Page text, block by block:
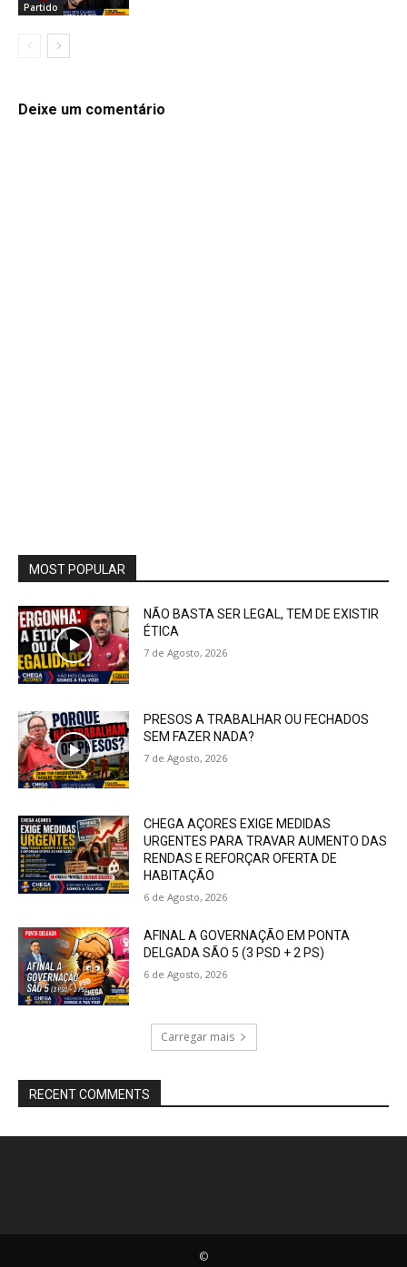
Partido
Deixe um comentário
MOST POPULAR
NÃO BASTA SER LEGAL, TEM DE EXISTIR
ÉTICA
7 de Agosto, 2026
PRESOS A TRABALHAR OU FECHADOS
SEM FAZER NADA?
7 de Agosto, 2026
CHEGA AÇORES EXIGE MEDIDAS
URGENTES PARA TRAVAR AUMENTO DAS
RENDAS E REFORÇAR OFERTA DE
HABITAÇÃO
6 de Agosto, 2026
AFINAL A GOVERNAÇÃO EM PONTA
DELGADA SÃO 5 (3 PSD + 2 PS)
6 de Agosto, 2026
Carregar mais
RECENT COMMENTS
©